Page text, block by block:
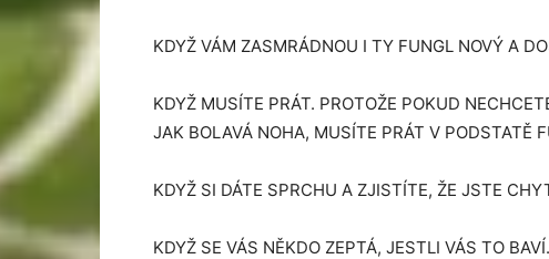
KDYŽ VÁM ZASMRÁDNOU I TY FUNGL NOVÝ A
KDYŽ MUSÍTE PRÁT. PROTOŽE POKUD
JAK BOLAVÁ NOHA, MUSÍTE PRÁT V PODSTATĚ
KDYŽ SI DÁTE SPRCHU A ZJISTÍTE, ŽE JSTE
KDYŽ SE VÁS NĚKDO ZEPTÁ, JESTLI VÁS TO